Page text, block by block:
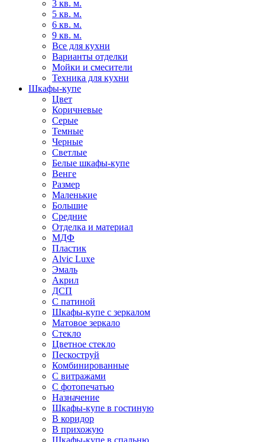
3 кв. м.
5 кв. м.
6 кв. м.
9 кв. м.
Все для кухни
Варианты отделки
Мойки и смесители
Техника для кухни
Шкафы-купе
Цвет
Коричневые
Серые
Темные
Черные
Светлые
Белые шкафы-купе
Венге
Размер
Маленькие
Большие
Средние
Отделка и материал
МДФ
Пластик
Alvic Luxe
Эмаль
Акрил
ДСП
С патиной
Шкафы-купе с зеркалом
Матовое зеркало
Стекло
Цветное стекло
Пескоструй
Комбинированные
С витражами
С фотопечатью
Назначение
Шкафы-купе в гостиную
В коридор
В прихожую
Шкафы-купе в спальню